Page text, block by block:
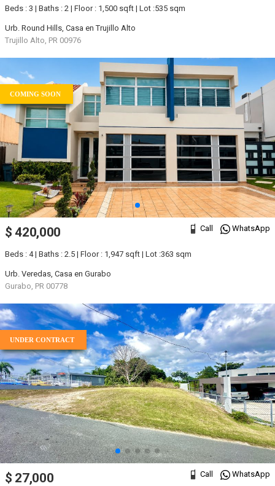
Beds : 3 | Baths : 2 | Floor : 1,500 sqft | Lot :535 sqm
Urb. Round Hills, Casa en Trujillo Alto
Trujillo Alto, PR 00976
COMING SOON
Call WhatsApp
$ 420,000
Beds : 4 | Baths : 2.5 | Floor : 1,947 sqft | Lot :363 sqm
Urb. Veredas, Casa en Gurabo
Gurabo, PR 00778
UNDER CONTRACT
Call WhatsApp
$ 27,000